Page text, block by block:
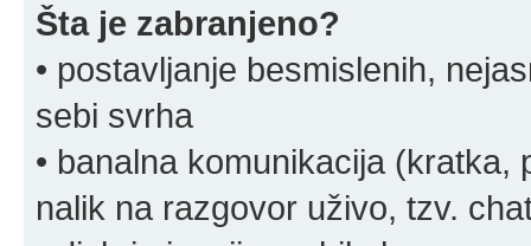
Šta je zabranjeno?
• postavljanje besmislenih,
sebi svrha
• banalna komunikacija
nalik na razgovor uživo, tzv.